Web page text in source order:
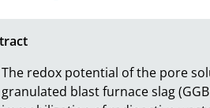
The redox potential of the pore
granulated blast furnace slag